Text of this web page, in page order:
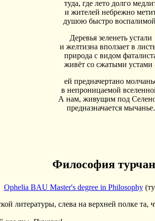
туда, где лето долго
и жителей небрежно
душою быстро
Деревья зеленеть устали
и желтизна вползает в
природа с видом
живёт со сжатыми устами
ей предначертано
в непроницаемой
А нам, живущим под
предназначается мычанье.
Философия
Ophelia BAU Master's degree in Philosophy
литературы, слева на верхней полке